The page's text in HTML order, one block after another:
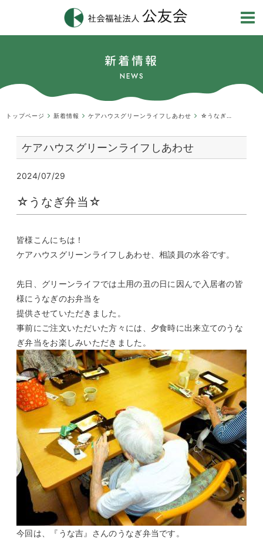
新着情報
NEWS
トップページ 新着情報 ケアハウスグリーンライフしあわせ
ケアハウスグリーンライフしあわせ
2024/07/29
☆うなぎ弁当☆
皆様こんにちは！
ケアハウスグリーンライフしあわせ、相談員の水谷です。
先日、グリーンライフでは土用の丑の日に因んで入居者の皆
様にうなぎのお弁当を
提供させていただきました。
事前にご注文いただいた方々には、夕食時に出来立てのうな
ぎ弁当をお楽しみいただきました。
今回は、『うな吉』さんのうなぎ弁当です。